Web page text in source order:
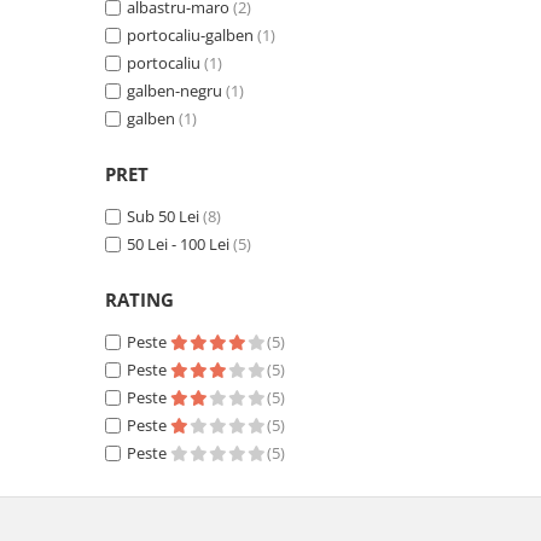
Pentru copii
Pantaloni de lucru cu pieptar
Veste de lucru
Pentru femei
Bluze pentru femei
Jachete / Bluze salopeta
Pantaloni de lucru cu pieptar
Pantaloni de lucru in talie
Tricouri polo
Veste de lucru
albastru-maro (2)
portocaliu-galben (1)
portocaliu (1)
galben-negru (1)
galben (1)
PRET
Sub 50 Lei(8)
50 Lei - 100 Lei(5)
RATING
Peste
(5)
Peste
(5)
Peste
(5)
Peste
(5)
Peste
(5)